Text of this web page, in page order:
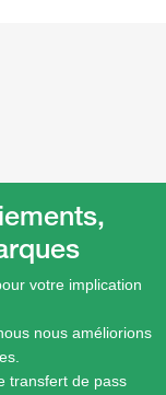
votre implication
nous améliorions
transfert de pass